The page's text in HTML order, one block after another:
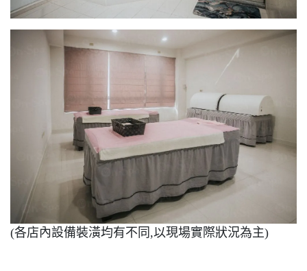
(各店內設備裝潢均有不同,以現場實際狀況為主)